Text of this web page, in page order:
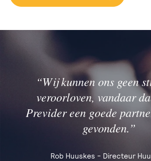
“Wij kunnen ons geen
veroorloven, vandaar
Previder een goede
gevonden.”
Rob Huuskes - Directeur